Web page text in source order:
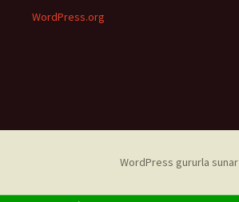
WordPress.org
WordPress gururla sunar